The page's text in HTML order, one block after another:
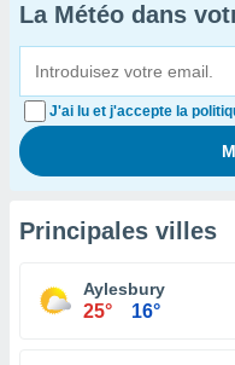
La Météo dans
J'ai lu et j'accepte la
Principales villes
Aylesbury
25° 16°